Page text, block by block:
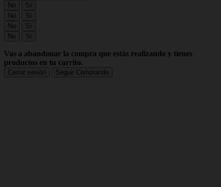
No
Sí
No
Sí
No
Sí
No
Sí
Vas a abandonar la compra que estás realizando y tienes
productos en tu carrito.
Cerrar sesión Seguir Comprando